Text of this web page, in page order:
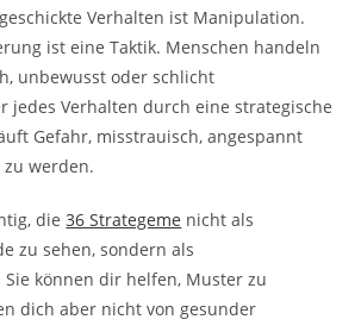
Verhalten ist Manipulation.
ist eine Taktik. Menschen handeln
unbewusst oder schlicht
jedes Verhalten durch eine strategische
Gefahr, misstrauisch, angespannt
werden.
die36 Strategeme nicht als
zu sehen, sondern als
können dir helfen, Muster zu
dich aber nicht von gesunder